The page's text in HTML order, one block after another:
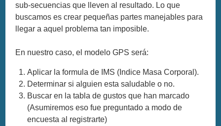
sub-secuencias que lleven al resultado. Lo que
buscamos es crear pequeñas partes manejables para
llegar a aquel problema tan imposible.
En nuestro caso, el modelo GPS será:
Aplicar la formula de IMS (Indice Masa Corporal).
Determinar si alguien esta saludable o no.
Buscar en la tabla de gustos que han marcado
(Asumiremos eso fue preguntado a modo de
encuesta al registrarte)